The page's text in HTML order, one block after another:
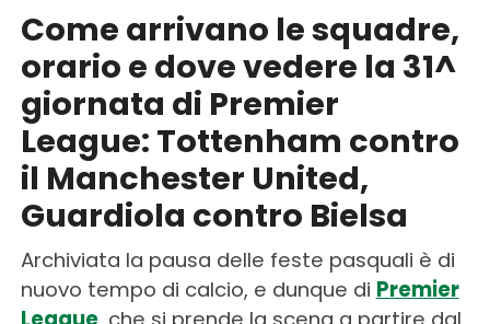
Come arrivano le squadre,
orario e dove vedere la 31^
giornata di Premier
League: Tottenham contro
il Manchester United,
Guardiola contro Bielsa
Archiviata la pausa delle feste pasquali è di
nuovo tempo di calcio, e dunque di Premier